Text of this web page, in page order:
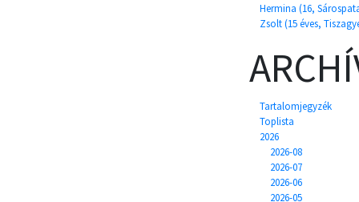
Hermina (16,
Zsolt (15 éves,
Tartalomjegyzék
Toplista
2026
2026-08
2026-07
2026-06
2026-05